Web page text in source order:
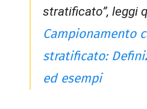
stratificato”, leggi
Campionamento
stratificato:
ed esempi